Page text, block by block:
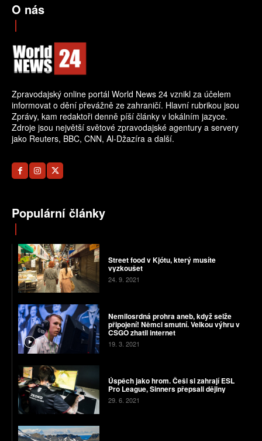
O nás
Zpravodajský online portál World News 24 vznikl za účelem
informovat o dění převážně ze zahraničí. Hlavní rubrikou jsou
Zprávy, kam redaktoři denně píší články v lokálním jazyce.
Zdroje jsou největší světové zpravodajské agentury a servery
jako Reuters, BBC, CNN, Al-Džazíra a další.
Populární články
Street food v Kjótu, který musíte
vyzkoušet
24. 9. 2021
Nemilosrdná prohra aneb, když selže
připojení! Němci smutní. Velkou výhru v
CSGO zhatil internet
19. 3. 2021
Úspěch jako hrom. Češi si zahrají ESL
Pro League, Sinners přepsali dějiny
29. 6. 2021